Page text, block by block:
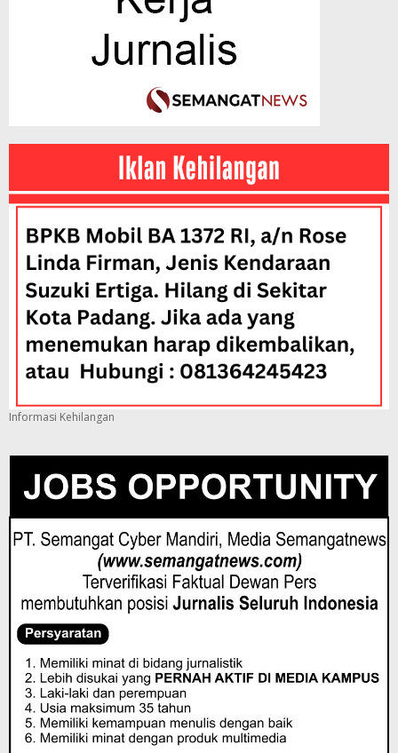
Informasi Kehilangan